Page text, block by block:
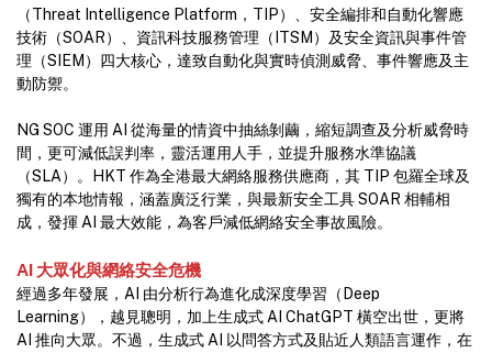
（Threat Intelligence Platform，TIP）、安全編排和自動化響應
技術（SOAR）、資訊科技服務管理（ITSM）及安全資訊與事件管
理（SIEM）四大核心，達致自動化與實時偵測威脅、事件響應及主
動防禦。
NG SOC 運用 AI 從海量的情資中抽絲剝繭，縮短調查及分析威脅時
間，更可減低誤判率，靈活運用人手，並提升服務水準協議
（SLA）。HKT 作為全港最大網絡服務供應商，其 TIP 包羅全球及
獨有的本地情報，涵蓋廣泛行業，與最新安全工具 SOAR 相輔相
成，發揮 AI 最大效能，為客戶減低網絡安全事故風險。
AI 大眾化與網絡安全危機
經過多年發展，AI 由分析行為進化成深度學習（Deep
Learning），越見聰明，加上生成式 AI ChatGPT 橫空出世，更將
AI 推向大眾。不過，生成式 AI 以問答方式及貼近人類語言運作，在